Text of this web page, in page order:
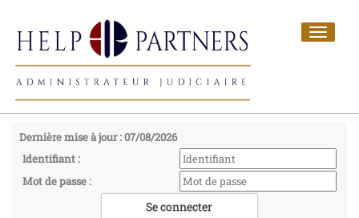
Toggle
Dernière mise à jour : 07/08/2026
Identifiant :
Mot de passe :